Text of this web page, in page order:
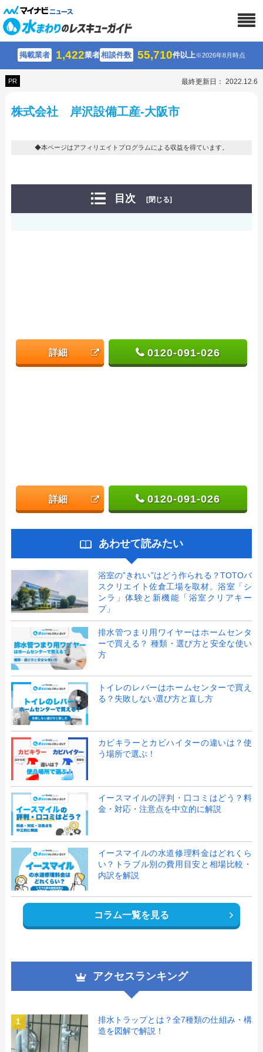
掲載業者 1,422業者相談件数 55,710件以上※2026年8月時点
PR 最終更新日： 2022.12.6
株式会社 岸沢設備工産-大阪市
◆本ページはアフィリエイトプログラムによる収益を得ています。
目次 [閉じる]
詳細 0120-091-026
詳細 0120-091-026
あわせて読みたい
浴室の”きれい”はどう作られる？TOTOバ
スクリエイト佐倉工場を取材。浴室「シ
ンラ」体験と新機能「浴室クリアキー
プ」
排水管つまり用ワイヤーはホームセンタ
ーで買える？ 種類・選び方と安全な使い
方
トイレのレバーはホームセンターで買え
る？失敗しない選び方と直し方
カビキラーとカビハイターの違いは？使
う場所で選ぶ！
イースマイルの評判・口コミはどう？料
金・対応・注意点を中立的に解説
イースマイルの水道修理料金はどれくら
い？トラブル別の費用目安と相場比較・
内訳を解説
コラム一覧を見る
アクセスランキング
1
排水トラップとは？全7種類の仕組み・構
造を図解で解説！